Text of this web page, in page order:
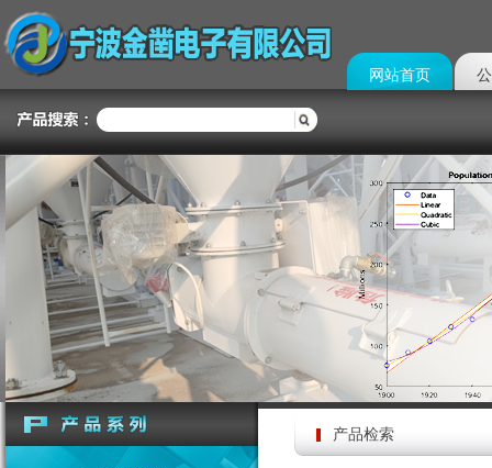
网站首页
产品检索